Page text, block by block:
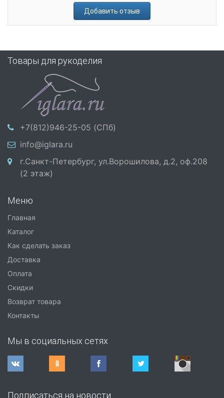
Добавить отзыв
Товары для рукоделия
+7(812)946-25-05 (СПб)
info@iglara.ru
г.Санкт-Петербург, ул.Ворошилова, д.2, оф.208
(2 этаж)
Меню
Главная
Каталог
Как сделать заказ
Доставка
Оплата
Скидки
Возврат товара
Контакты
Мы в социальных сетях
Подписаться на новости